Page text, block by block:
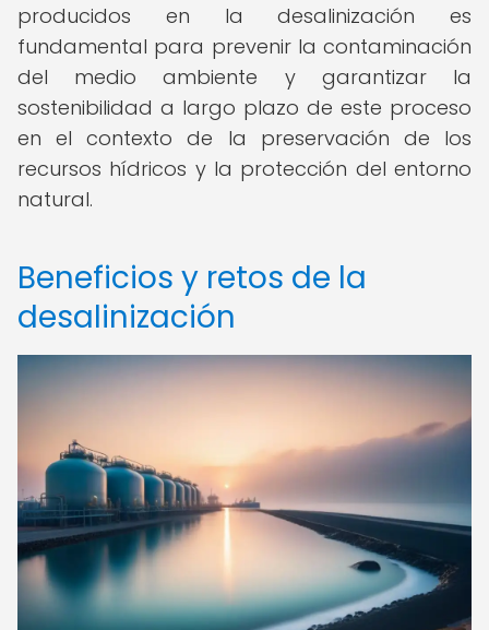
producidos en la desalinización es
fundamental para prevenir la contaminación
del medio ambiente y garantizar la
sostenibilidad a largo plazo de este proceso
en el contexto de la preservación de los
recursos hídricos y la protección del entorno
natural.
Beneficios y retos de la
desalinización